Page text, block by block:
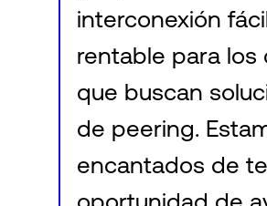
interconexión
rentable para los
que buscan
de peering.
encantados de